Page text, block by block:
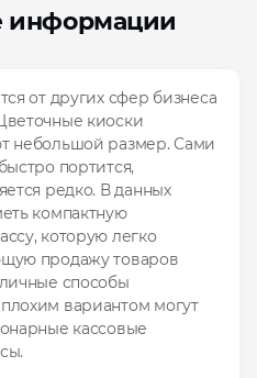
информации
от других сфер бизнеса
киоски
небольшой размер. Сами
портится,
редко. В данных
компактную
которую легко
продажу товаров
способы
вариантом могут
кассовые